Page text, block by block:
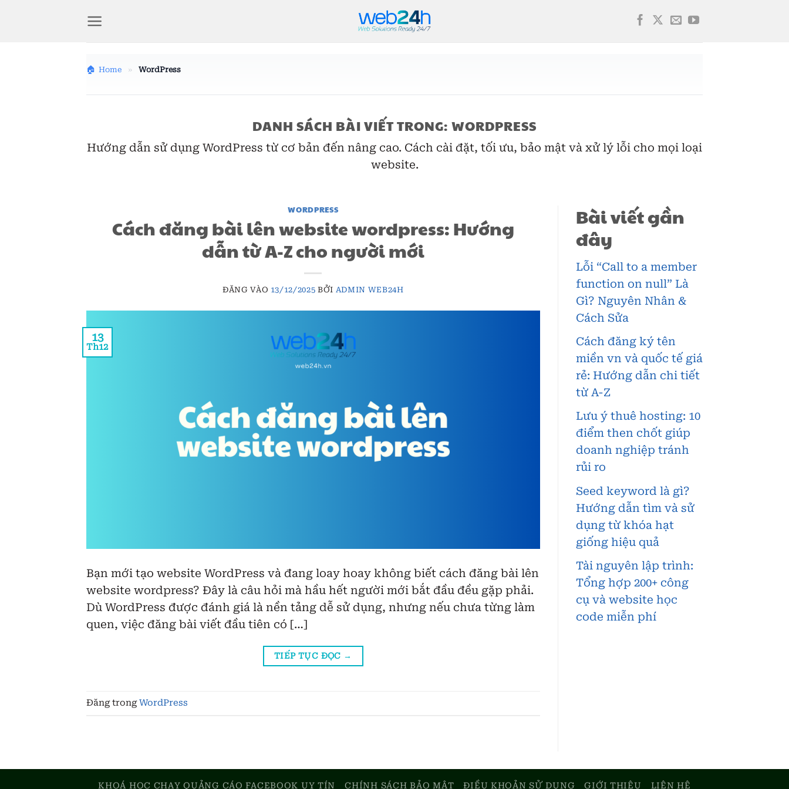
Home » WordPress
DANH SÁCH BÀI VIẾT TRONG: WORDPRESS
Hướng dẫn sử dụng WordPress từ cơ bản đến nâng cao. Cách cài đặt, tối ưu, bảo mật và xử lý lỗi cho mọi loại
website.
WORDPRESS
Cách đăng bài lên website wordpress: Hướng
dẫn từ A-Z cho người mới
ĐĂNG VÀO 13/12/2025 BỞI ADMIN WEB24H
13
Th12
Bạn mới tạo website WordPress và đang loay hoay không biết cách đăng bài lên
website wordpress? Đây là câu hỏi mà hầu hết người mới bắt đầu đều gặp phải.
Dù WordPress được đánh giá là nền tảng dễ sử dụng, nhưng nếu chưa từng làm
quen, việc đăng bài viết đầu tiên có […]
TIẾP TỤC ĐỌC →
Đăng trongWordPress
Bài viết gần
đây
Lỗi “Call to a member
function on null” Là
Gì? Nguyên Nhân &
Cách Sửa
Cách đăng ký tên
miền vn và quốc tế giá
rẻ: Hướng dẫn chi tiết
từ A-Z
Lưu ý thuê hosting: 10
điểm then chốt giúp
doanh nghiệp tránh
rủi ro
Seed keyword là gì?
Hướng dẫn tìm và sử
dụng từ khóa hạt
giống hiệu quả
Tài nguyên lập trình:
Tổng hợp 200+ công
cụ và website học
code miễn phí
KHOÁ HỌC CHẠY QUẢNG CÁO FACEBOOK UY TÍN CHÍNH SÁCH BẢO MẬT ĐIỀU KHOẢN SỬ DỤNG GIỚI THIỆU LIÊN HỆ